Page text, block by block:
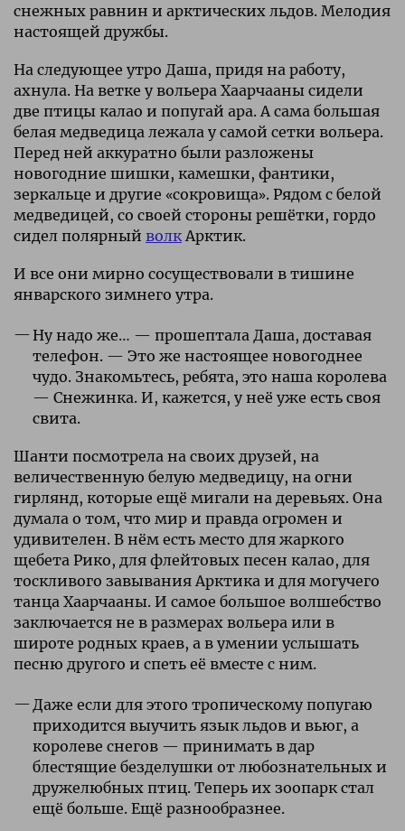
снежных равнин и арктических льдов. Мелодия
настоящей дружбы.
На следующее утро Даша, придя на работу,
ахнула. На ветке у вольера Хаарчааны сидели
две птицы калао и попугай ара. А сама большая
белая медведица лежала у самой сетки вольера.
Перед ней аккуратно были разложены
новогодние шишки, камешки, фантики,
зеркальце и другие «сокровища». Рядом с белой
медведицей, со своей стороны решётки, гордо
сидел полярный волк Арктик.
И все они мирно сосуществовали в тишине
январского зимнего утра.
Ну надо же… — прошептала Даша, доставая
телефон. — Это же настоящее новогоднее
чудо. Знакомьтесь, ребята, это наша королева
— Снежинка. И, кажется, у неё уже есть своя
свита.
Шанти посмотрела на своих друзей, на
величественную белую медведицу, на огни
гирлянд, которые ещё мигали на деревьях. Она
думала о том, что мир и правда огромен и
удивителен. В нём есть место для жаркого
щебета Рико, для флейтовых песен калао, для
тоскливого завывания Арктика и для могучего
танца Хаарчааны. И самое большое волшебство
заключается не в размерах вольера или в
широте родных краев, а в умении услышать
песню другого и спеть её вместе с ним.
Даже если для этого тропическому попугаю
приходится выучить язык льдов и вьюг, а
королеве снегов — принимать в дар
блестящие безделушки от любознательных и
дружелюбных птиц. Теперь их зоопарк стал
ещё больше. Ещё разнообразнее.